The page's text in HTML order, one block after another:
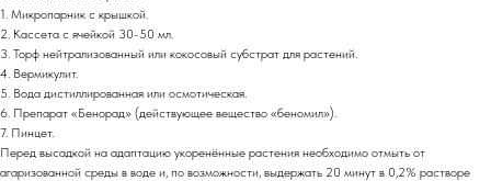
1. Микропарник с крышкой.
2. Кассета с ячейкой 30-50 мл.
3. Торф нейтрализованный или кокосовый субстрат для растений.
4. Вермикулит.
5. Вода дистиллированная или осмотическая.
6. Препарат «Бенорад» (действующее вещество «беномил»).
7. Пинцет.
Перед высадкой на адаптацию укоренённые растения необходимо отмыть от
агаризованной среды в воде и, по возможности, выдержать 20 минут в 0,2% растворе